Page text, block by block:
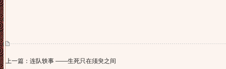
上一篇：连队轶事 ——生死只在须臾之间